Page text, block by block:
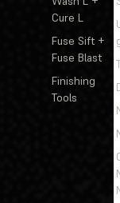
Cure L
Fuse Sift +
Fuse Blast
Finishing
Tools